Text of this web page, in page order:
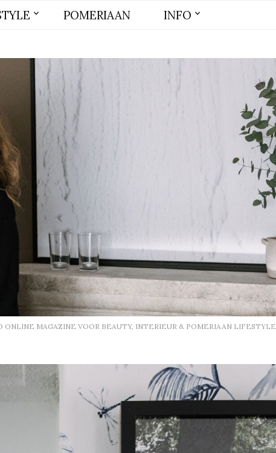
POMERIAAN INFO
ONLINE MAGAZINE VOOR BEAUTY, INTERIEUR & POMERIAAN LIFESTYLE
MODE WONEN LIFESTYLE